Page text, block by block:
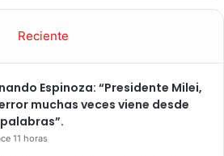
Reciente
Espinoza: “Presidente Milei,
muchas veces viene desde
11 horas